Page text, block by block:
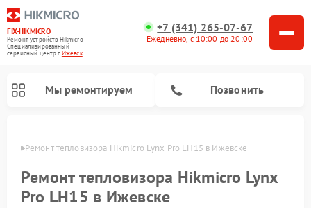
FIX-HIKMICRO
Ремонт устройств Hikmicro
Специализированный
cервисный центр г.Ижевск
+7 (341) 265-07-67
Ежедневно, с 10:00 до 20:00
Мы ремонтируем Позвонить
Ремонт тепловизора Hikmicro Lynx Pro LH15 в Ижевске
Ремонт тепловизора Hikmicro Lynx
Pro LH15 в Ижевске